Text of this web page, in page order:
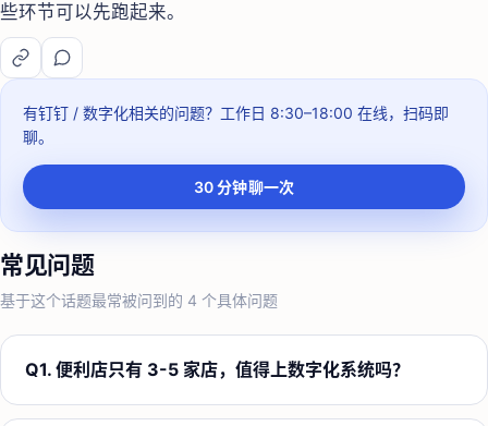
些环节可以先跑起来。
有钉钉 / 数字化相关的问题？ 工作日 8:30–18:00 在线，扫码即
聊。
30 分钟聊一次
常见问题
基于这个话题最常被问到的 4 个具体问题
Q1. 便利店只有 3-5 家店，值得上数字化系统吗？